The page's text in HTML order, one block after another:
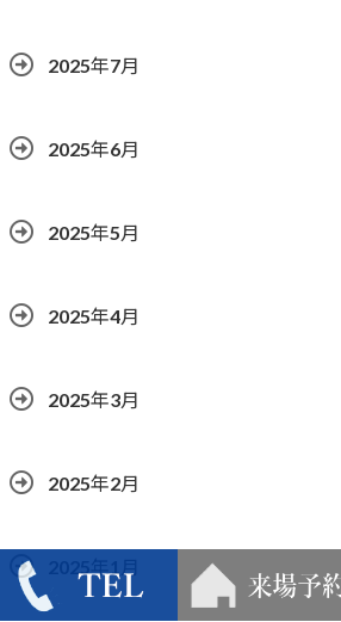
2025年7月
2025年6月
2025年5月
2025年4月
2025年3月
2025年2月